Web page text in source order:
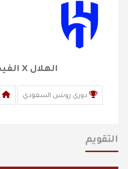
الهلال X الفيصلي
دوري روشن السعودي
التقويم